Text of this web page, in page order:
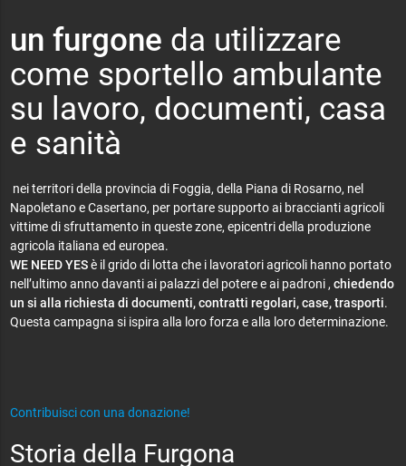
un furgone da utilizzare
come sportello ambulante
su lavoro, documenti, casa
e sanità
nei territori della provincia di Foggia, della Piana di Rosarno, nel
Napoletano e Casertano, per portare supporto ai braccianti agricoli
vittime di sfruttamento in queste zone, epicentri della produzione
agricola italiana ed europea.
WE NEED YESè il grido di lotta che i lavoratori agricoli hanno portato
nell’ultimo anno davanti ai palazzi del potere e ai padroni , chiedendo
un si alla richiesta di documenti, contratti regolari, case, trasporti.
Questa campagna si ispira alla loro forza e alla loro determinazione.
Contribuisci con una donazione!
Storia della Furgona